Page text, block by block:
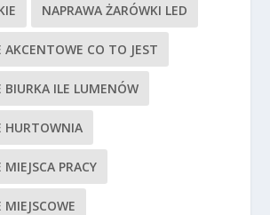
NAPRAWA ŻARÓWKI LED
AKCENTOWE CO TO JEST
BIURKA ILE LUMENÓW
HURTOWNIA
PRACY